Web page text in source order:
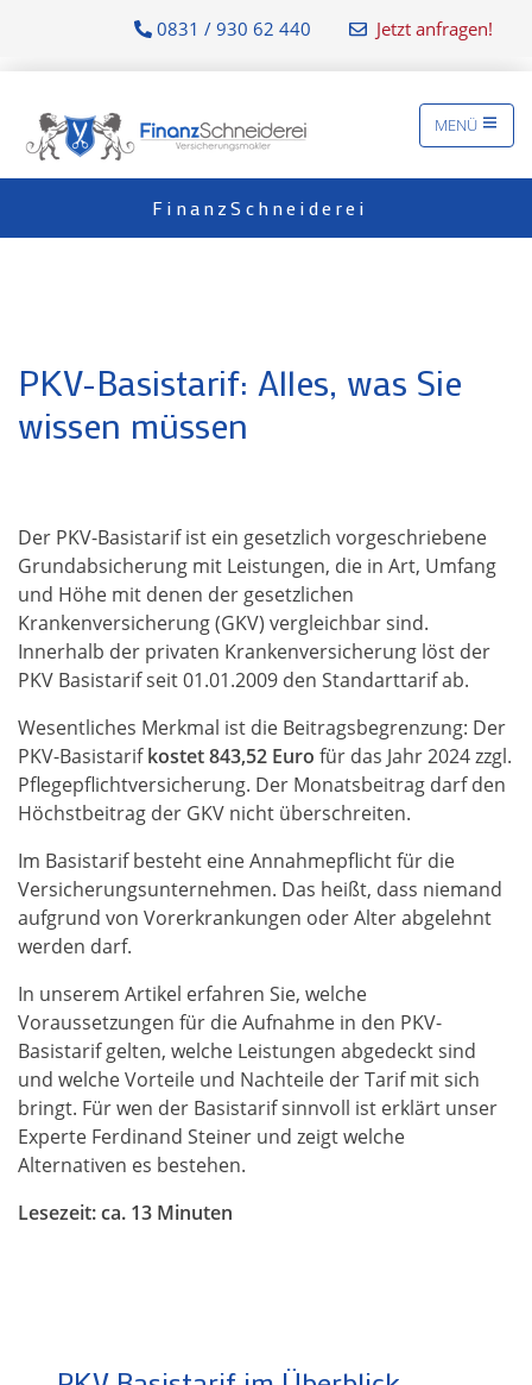
0831 / 930 62 440 Jetzt anfragen!
MENÜ
FinanzSchneiderei
PKV-Basistarif: Alles, was Sie
wissen müssen
Der PKV-Basistarif ist ein gesetzlich vorgeschriebene
Grundabsicherung mit Leistungen, die in Art, Umfang
und Höhe mit denen der gesetzlichen
Krankenversicherung (GKV) vergleichbar sind.
Innerhalb der privaten Krankenversicherung löst der
PKV Basistarif seit 01.01.2009 den Standarttarif ab.
Wesentliches Merkmal ist die Beitragsbegrenzung: Der
PKV-Basistarifkostet 843,52 Euro für das Jahr 2024 zzgl.
Pflegepflichtversicherung. Der Monatsbeitrag darf den
Höchstbeitrag der GKV nicht überschreiten.
Im Basistarif besteht eine Annahmepflicht für die
Versicherungsunternehmen. Das heißt, dass niemand
aufgrund von Vorerkrankungen oder Alter abgelehnt
werden darf.
In unserem Artikel erfahren Sie, welche
Voraussetzungen für die Aufnahme in den PKV-
Basistarif gelten, welche Leistungen abgedeckt sind
und welche Vorteile und Nachteile der Tarif mit sich
bringt. Für wen der Basistarif sinnvoll ist erklärt unser
Experte Ferdinand Steiner und zeigt welche
Alternativen es bestehen.
Lesezeit: ca. 13 Minuten